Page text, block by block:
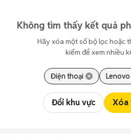
Không tìm thấy kết quả
Hãy xóa một số bộ lọc hoặc
kiếm để xem nhiều
Điện thoại Lenovo
Đổi khu vực Xóa